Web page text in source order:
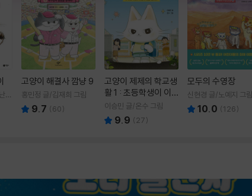
고양이 해결사 깜냥 9
홍민정 글/김재희 그림
9.7 (60)
고양이 제제의 학교생
활 1 : 초등학생이 이
렇게 힘들 줄이야
이승민 글/온수 그림
9.9 ( 27)
모두의 수영장
신현경 글/노예지 그림
10.0 (126)